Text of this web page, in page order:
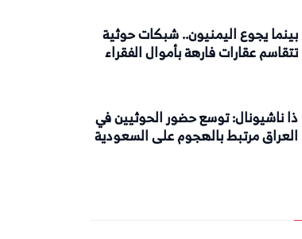
بينما يجوع اليمنيون.. شبكات حوثية
تتقاسم عقارات فارهة بأموال الفقراء
ذا ناشيونال: توسع حضور الحوثيين في
العراق مرتبط بالهجوم على السعودية